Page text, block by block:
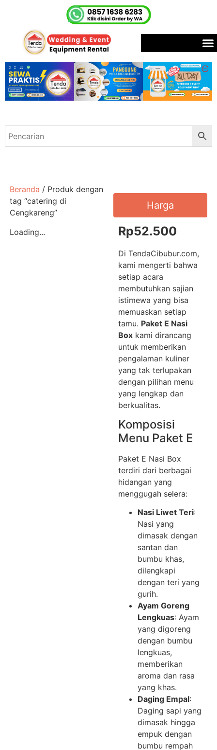
Beranda / Produk dengan
tag “catering di
Cengkareng”
Loading...
Harga
Rp52.500
Di TendaCibubur.com,
kami mengerti bahwa
setiap acara
membutuhkan sajian
istimewa yang bisa
memuaskan setiap
tamu. Paket E Nasi
Box kami dirancang
untuk memberikan
pengalaman kuliner
yang tak terlupakan
dengan pilihan menu
yang lengkap dan
berkualitas.
Komposisi
Menu Paket E
Paket E Nasi Box
terdiri dari berbagai
hidangan yang
menggugah selera:
Nasi Liwet Teri:
Nasi yang
dimasak dengan
santan dan
bumbu khas,
dilengkapi
dengan teri yang
gurih.
Ayam Goreng
Lengkuas: Ayam
yang digoreng
dengan bumbu
lengkuas,
memberikan
aroma dan rasa
yang khas.
Daging Empal:
Daging sapi yang
dimasak hingga
empuk dengan
bumbu rempah